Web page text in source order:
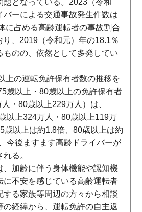
題となっている。2023（令和
バーによる交通事故発生件数は
に占める高齢運転者の事故割合
り、2019（令和元）年の18.1％
ものの、依然として多発してい
上の運転免許保有者数の推移を
歳以上・80歳以上の免許保有者
・80歳以上229万人）は、
以上324万人・80歳以上119万
歳以上は約1.8倍、80歳以上は約
今後ますます高齢ドライバーが
る。
加齢に伴う身体機能や認知機
に不安を感じている高齢運転者
する家族等周辺の方々から相談
の経緯から、運転免許の自主返